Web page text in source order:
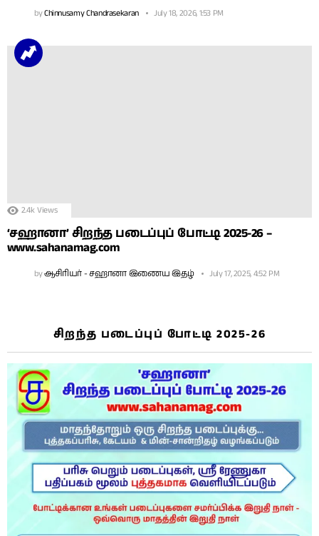
byChinnusamy Chandrasekaran July 18, 2026, 1:53 PM
2.4k Views
‘சஹானா’ சிறந்த படைப்புப் போட்டி 2025-26 –
www.sahanamag.com
byஆசிரியர் - சஹானா இணைய இதழ் July 17, 2025, 4:52 PM
சிறந்த படைப்புப் போட்டி 2025-26